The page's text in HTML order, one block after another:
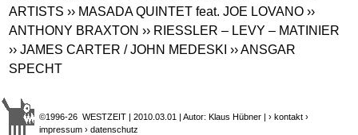
ARTISTS ›› MASADA QUINTET feat. JOE LOVANO ››
ANTHONY BRAXTON ›› RIESSLER – LEVY – MATINIER
›› JAMES CARTER / JOHN MEDESKI ›› ANSGAR
SPECHT
©1996-26 WESTZEIT | 2010.03.01 | Autor: Klaus Hübner |› kontakt ›
impressum › datenschutz